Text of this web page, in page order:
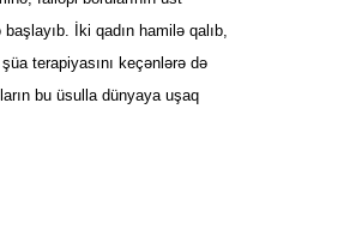
İki qadın hamilə qalıb,
terapiyasını keçənlərə də
bu üsulla dünyaya uşaq